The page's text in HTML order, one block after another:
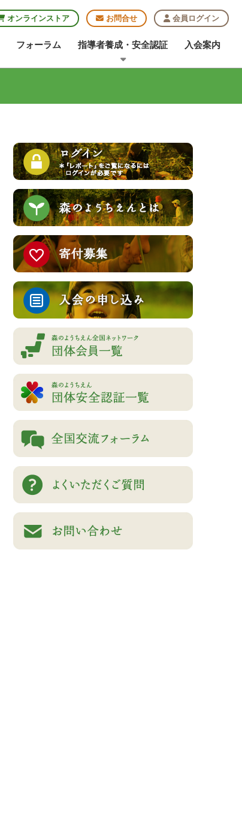
オンラインストア お問合せ 会員ログイン
フォーラム 指導者養成・安全認証 入会案内